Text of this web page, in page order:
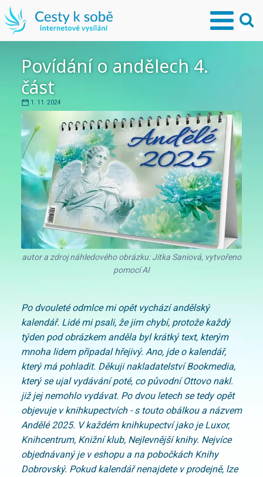
Povídání o andělech 4.
část
1. 11. 2024
autor a zdroj náhledového obrázku: Jitka Saniová, vytvořeno
pomocí AI
Po dvouleté odmlce mi opět vychází andělský
kalendář. Lidé mi psali, že jim chybí, protože každý
týden pod obrázkem anděla byl krátký text, kterým
mnoha lidem připadal hřejivý. Ano, jde o kalendář,
který má pohladit. Děkuji nakladatelství Bookmedia,
který se ujal vydávání poté, co původní Ottovo nakl.
již jej nemohlo vydávat. Po dvou letech se tedy opět
objevuje v knihkupectvích - s touto obálkou a názvem
Andělé 2025. V každém knihkupectví jako je Luxor,
Knihcentrum, Knižní klub, Nejlevnější knihy. Nejvíce
objednávaný je v eshopu a na pobočkách Knihy
Dobrovský. Pokud kalendář nenajdete v prodejně, lze